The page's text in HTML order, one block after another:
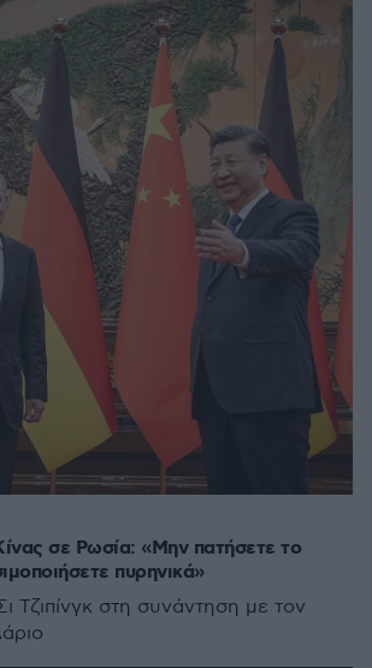
σε Ρωσία: «Μην πατήσετε το
πυρηνικά»
Τζιπίνγκ στη συνάντηση με τον